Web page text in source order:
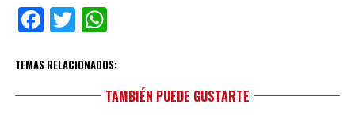
Facebook
TwitterWhatsApp
TEMAS RELACIONADOS:
TAMBIÉN PUEDE GUSTARTE